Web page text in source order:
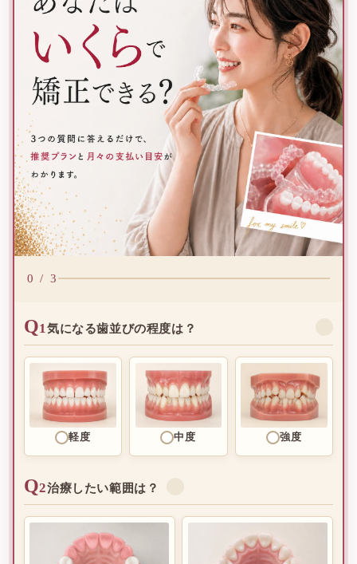
0 / 3
Q1気になる歯並びの程度は？
軽度 中度 強度
Q2治療したい範囲は？